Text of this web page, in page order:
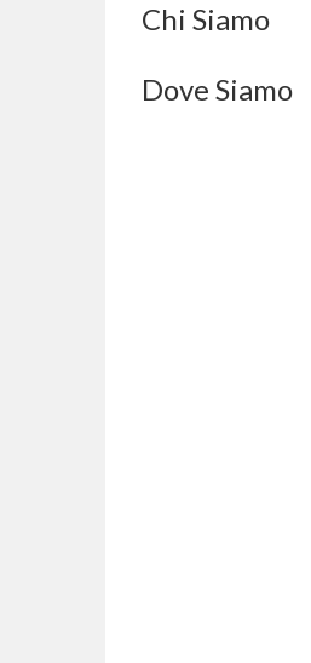
Chi Siamo
Dove Siamo